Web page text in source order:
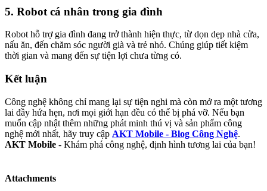
5. Robot cá nhân trong gia đình
Robot hỗ trợ gia đình đang trở thành hiện thực, từ dọn dẹp nhà cửa,
nấu ăn, đến chăm sóc người già và trẻ nhỏ. Chúng giúp tiết kiệm
thời gian và mang đến sự tiện lợi chưa từng có.
Kết luận​
Công nghệ không chỉ mang lại sự tiện nghi mà còn mở ra một tương
lai đầy hứa hẹn, nơi mọi giới hạn đều có thể bị phá vỡ. Nếu bạn
muốn cập nhật thêm những phát minh thú vị và sản phẩm công
nghệ mới nhất, hãy truy cập AKT Mobile - Blog Công Nghệ.
AKT Mobile - Khám phá công nghệ, định hình tương lai của bạn!
Attachments